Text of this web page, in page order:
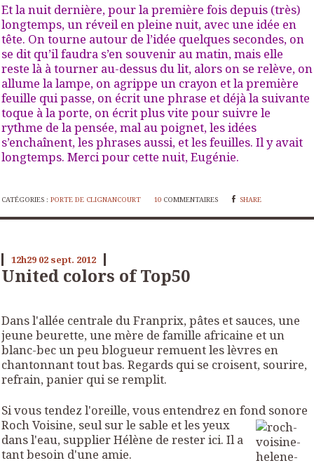
Et la nuit dernière, pour la première fois depuis (très)
longtemps, un réveil en pleine nuit, avec une idée en
tête. On tourne autour de l’idée quelques secondes, on
se dit qu’il faudra s’en souvenir au matin, mais elle
reste là à tourner au-dessus du lit, alors on se relève, on
allume la lampe, on agrippe un crayon et la première
feuille qui passe, on écrit une phrase et déjà la suivante
toque à la porte, on écrit plus vite pour suivre le
rythme de la pensée, mal au poignet, les idées
s’enchaînent, les phrases aussi, et les feuilles. Il y avait
longtemps. Merci pour cette nuit, Eugénie.
CATÉGORIES : PORTE DE CLIGNANCOURT 10 COMMENTAIRES SHARE
12h29 02 sept. 2012
United colors of Top50
Dans l'allée centrale du Franprix, pâtes et sauces, une
jeune beurette, une mère de famille africaine et un
blanc-bec un peu blogueur remuent les lèvres en
chantonnant tout bas. Regards qui se croisent, sourire,
refrain, panier qui se remplit.
Si vous tendez l'oreille, vous entendrez en fond sonore
Roch Voisine, seul sur le sable etles yeux
dans l'eau, supplier Hélène de rester ici. Il a
tant besoin d'une amie.